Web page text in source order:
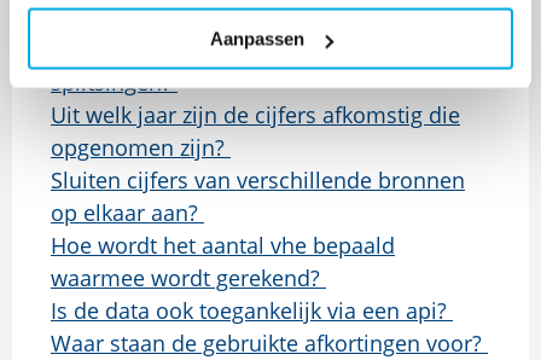
Aanpassen
datacentrum?
Hoe gaat de databank om met fusies en
splitsingen?
Uit welk jaar zijn de cijfers afkomstig die
opgenomen zijn?
Sluiten cijfers van verschillende bronnen
op elkaar aan?
Hoe wordt het aantal vhe bepaald
waarmee wordt gerekend?
Is de data ook toegankelijk via een api?
Waar staan de gebruikte afkortingen voor?